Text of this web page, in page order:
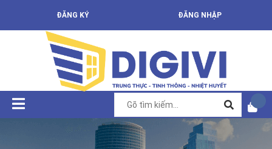
ĐĂNG KÝ ĐĂNG NHẬP